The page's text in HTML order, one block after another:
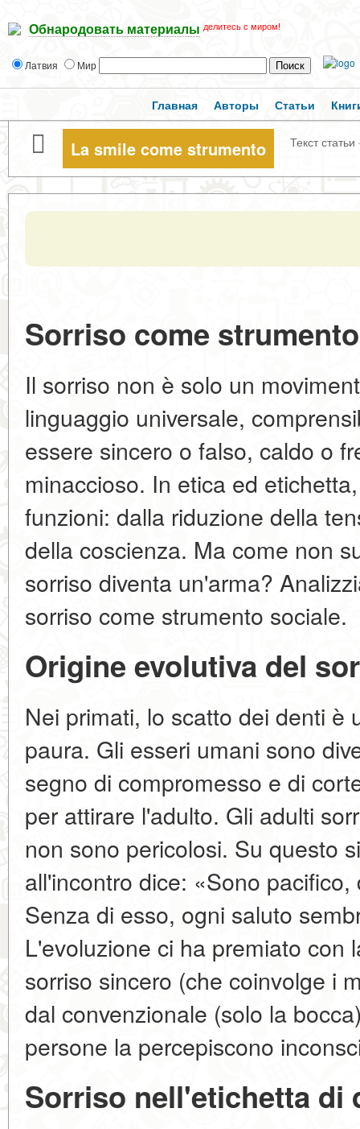
Обнародовать материалы делитесь с миром!
Латвия Мир
Главная Авторы Статьи
La smile come strumento Текст статьи ·
Sorriso come
Il sorriso non è solo un
linguaggio universale,
essere sincero o falso, caldo o
minaccioso. In etica ed
funzioni: dalla riduzione della
della coscienza. Ma come non
sorriso diventa un'arma?
sorriso come strumento sociale.
Origine evolutiva del
Nei primati, lo scatto dei denti è
paura. Gli esseri umani sono
segno di compromesso e di
per attirare l'adulto. Gli adulti
non sono pericolosi. Su questo
all'incontro dice: «Sono
Senza di esso, ogni saluto
L'evoluzione ci ha premiato con
sorriso sincero (che coinvolge i
dal convenzionale (solo la
persone la percepiscono
Sorriso nell'etichetta di